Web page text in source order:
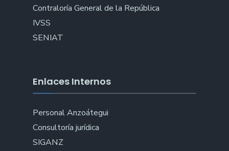
Contraloría General de la República
IVSS
SENIAT
Enlaces Internos
Personal Anzoátegui
Consultoría jurídica
SIGANZ